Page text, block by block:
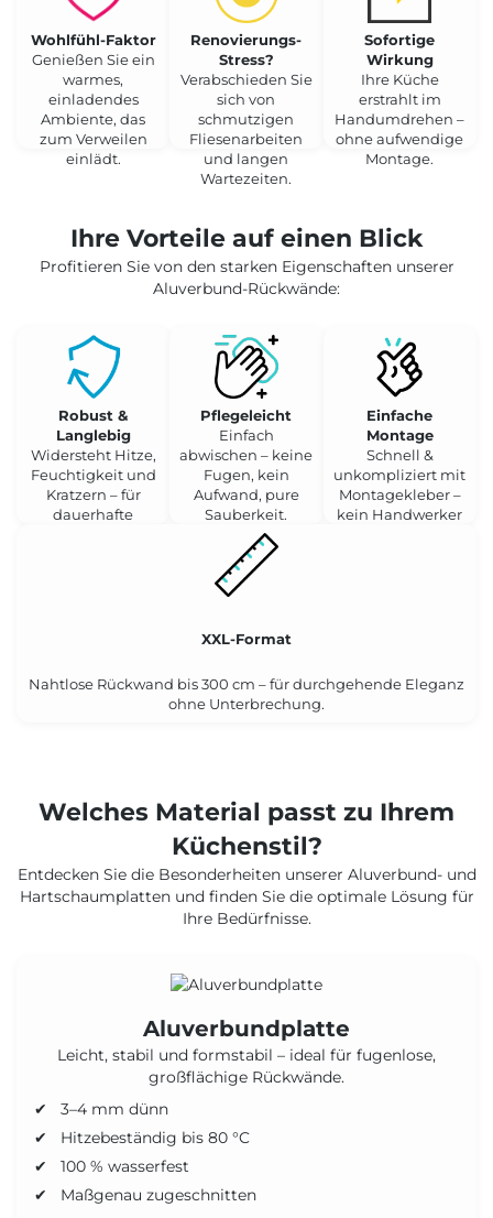
Wohlfühl-Faktor
Genießen Sie ein
warmes,
einladendes
Ambiente, das
zum Verweilen
einlädt.
Renovierungs-
Stress?
Verabschieden Sie
sich von
schmutzigen
Fliesenarbeiten
und langen
Wartezeiten.
Sofortige
Wirkung
Ihre Küche
erstrahlt im
Handumdrehen –
ohne aufwendige
Montage.
Ihre Vorteile auf einen Blick
Profitieren Sie von den starken Eigenschaften unserer
Aluverbund-Rückwände:
Robust &
Langlebig
Widersteht Hitze,
Feuchtigkeit und
Kratzern – für
dauerhafte
Pflegeleicht
Einfach
abwischen – keine
Fugen, kein
Aufwand, pure
Sauberkeit.
Einfache
Montage
Schnell &
unkompliziert mit
Montagekleber –
kein Handwerker
XXL-Format
Nahtlose Rückwand bis 300 cm – für durchgehende Eleganz
ohne Unterbrechung.
Welches Material passt zu Ihrem
Küchenstil?
Entdecken Sie die Besonderheiten unserer Aluverbund- und
Hartschaumplatten und finden Sie die optimale Lösung für
Ihre Bedürfnisse.
Aluverbundplatte
Leicht, stabil und formstabil – ideal für fugenlose,
großflächige Rückwände.
3–4 mm dünn
Hitzebeständig bis 80 °C
100 % wasserfest
Maßgenau zugeschnitten